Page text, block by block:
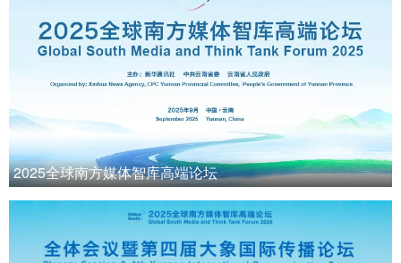
2025全球南方媒体智库高端论坛